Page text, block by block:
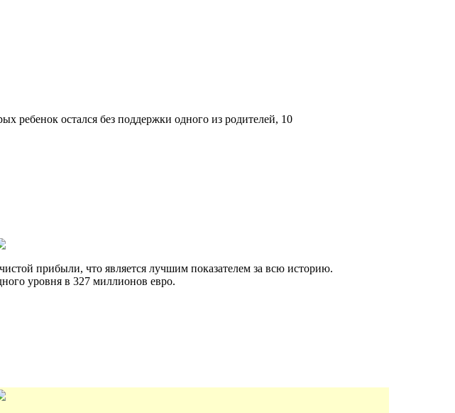
ребенок остался без поддержки одного из родителей, 10
прибыли, что является лучшим показателем за всю историю.
уровня в 327 миллионов евро.